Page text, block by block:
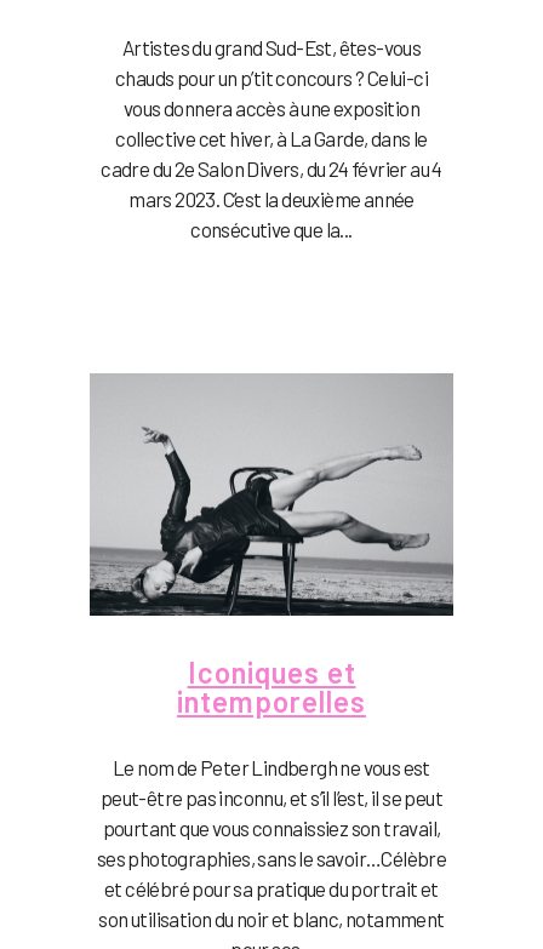
Artistes du grand Sud-Est, êtes-vous
chauds pour un p’tit concours ? Celui-ci
vous donnera accès à une exposition
collective cet hiver, à La Garde, dans le
cadre du 2e Salon Divers, du 24 février au 4
mars 2023. C’est la deuxième année
consécutive que la...
Iconiques et
intemporelles
Le nom de Peter Lindbergh ne vous est
peut-être pas inconnu, et s’il l’est, il se peut
pourtant que vous connaissiez son travail,
ses photographies, sans le savoir…Célèbre
et célébré pour sa pratique du portrait et
son utilisation du noir et blanc, notamment